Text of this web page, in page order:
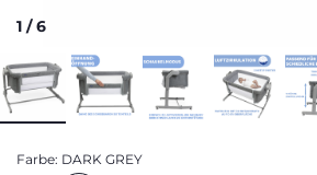
1 /6
Farbe: DARK GREY